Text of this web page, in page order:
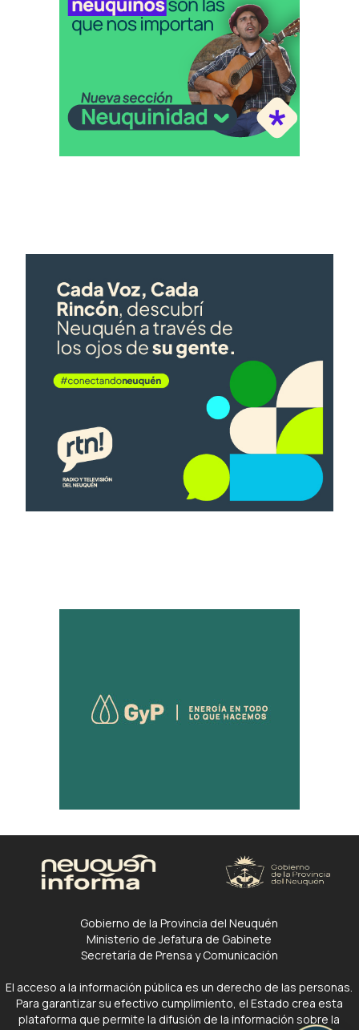
Gobierno de la Provincia del Neuquén
Ministerio de Jefatura de Gabinete
Secretaría de Prensa y Comunicación
El acceso a la información pública es un derecho de las personas.
Para garantizar su efectivo cumplimiento, el Estado crea esta
plataforma que permite la difusión de la información sobre la